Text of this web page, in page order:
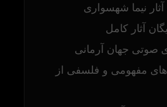
نیما شهسواری
آثار کامل
صوتی جهان آرمانی
مفهومی و فلسفی از